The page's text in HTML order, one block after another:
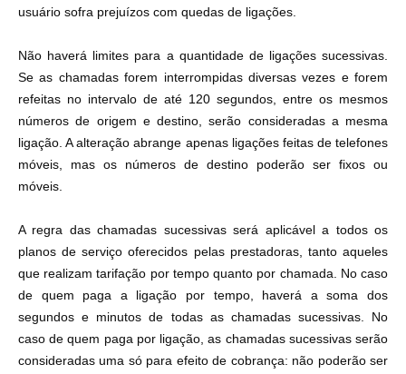
usuário sofra prejuízos com quedas de ligações.
Não haverá limites para a quantidade de ligações sucessivas.
Se as chamadas forem interrompidas diversas vezes e forem
refeitas no intervalo de até 120 segundos, entre os mesmos
números de origem e destino, serão consideradas a mesma
ligação. A alteração abrange apenas ligações feitas de telefones
móveis, mas os números de destino poderão ser fixos ou
móveis.
A regra das chamadas sucessivas será aplicável a todos os
planos de serviço oferecidos pelas prestadoras, tanto aqueles
que realizam tarifação por tempo quanto por chamada. No caso
de quem paga a ligação por tempo, haverá a soma dos
segundos e minutos de todas as chamadas sucessivas. No
caso de quem paga por ligação, as chamadas sucessivas serão
consideradas uma só para efeito de cobrança: não poderão ser